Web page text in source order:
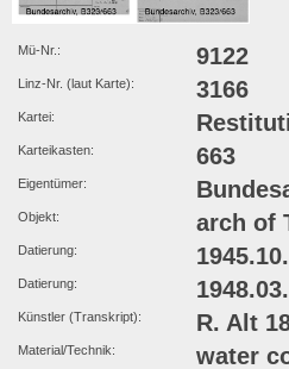
Mü-Nr.: 9122
Linz-Nr. (laut Karte): 3166
Kartei:
Karteikasten: 663
Eigentümer:
Objekt: arch of
Datierung:
Datierung:
Künstler (Transkript): R. Alt
Material/Technik: water